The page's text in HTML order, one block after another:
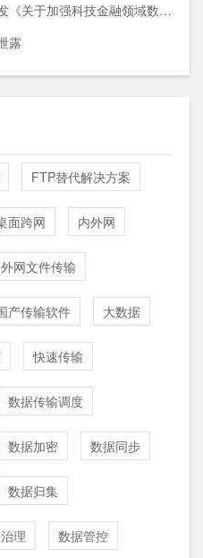
中国人民银行等九部门联合印发《关于加强科技金融领域数据开发利用的通知》
露
FTP替代解决方案
面跨网 内外网
网文件传输
产传输软件 大数据
快速传输
数据传输调度
数据加密 数据同步
数据归集
理 数据管控